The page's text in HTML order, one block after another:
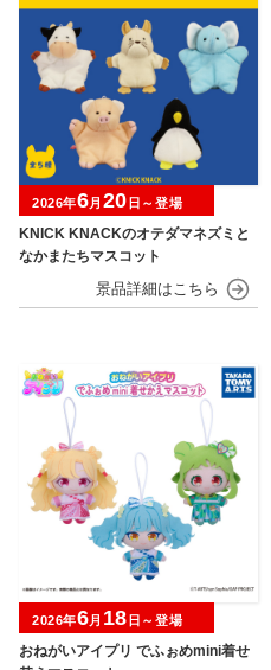
KNICK KNACKのオテダマネズミと
なかまたちマスコット
2026年6月 20 日～登場
おねがいアイプリ でふぉめmini着せ
2026年6月 18 日～登場